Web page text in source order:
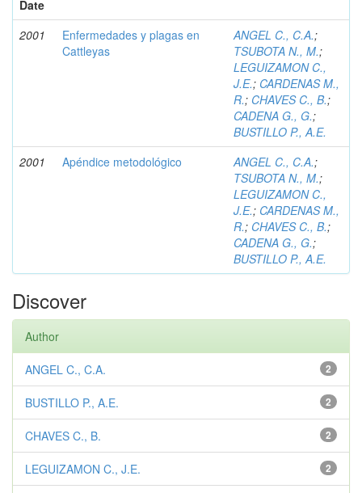
Date
2001
Enfermedades y plagas en
Cattleyas
ANGEL C., C.A.;
TSUBOTA N., M.;
LEGUIZAMON C.,
J.E.; CARDENAS M.,
R.; CHAVES C., B.;
CADENA G., G.;
BUSTILLO P., A.E.
2001
Apéndice metodológico ANGEL C., C.A.;
TSUBOTA N., M.;
LEGUIZAMON C.,
J.E.; CARDENAS M.,
R.; CHAVES C., B.;
CADENA G., G.;
BUSTILLO P., A.E.
Discover
Author
2
ANGEL C., C.A.
2
BUSTILLO P., A.E.
2
CHAVES C., B.
2
LEGUIZAMON C., J.E.